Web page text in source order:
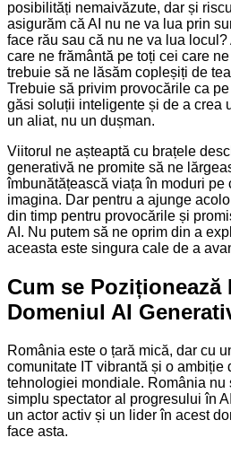
posibilități nemaivăzute, dar și
asigurăm că AI nu ne va lua prin
face rău sau că nu ne va lua
care ne frământă pe toți cei care
trebuie să ne lăsăm copleșiți de
Trebuie să privim provocările ca
găsi soluții inteligente și de a crea
un aliat, nu un dușman.
Viitorul ne așteaptă cu brațele
generativă ne promite să ne
îmbunătățească viața în moduri pe
imagina. Dar pentru a ajunge
din timp pentru provocările și
AI. Nu putem să ne oprim din a
aceasta este singura cale de a
Cum se Poziționează
Domeniul AI
România este o țară mică, dar cu
comunitate IT vibrantă și o ambiție
tehnologiei mondiale. România nu
simplu spectator al progresului în
un actor activ și un lider în acest
face asta.